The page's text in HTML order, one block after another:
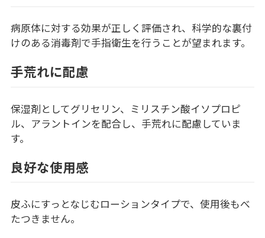
病原体に対する効果が正しく評価され、科学的な裏付
けのある消毒剤で手指衛生を行うことが望まれます。
手荒れに配慮
保湿剤としてグリセリン、ミリスチン酸イソプロピ
ル、アラントインを配合し、手荒れに配慮していま
す。
良好な使用感
皮ふにすっとなじむローションタイプで、使用後もべ
たつきません。